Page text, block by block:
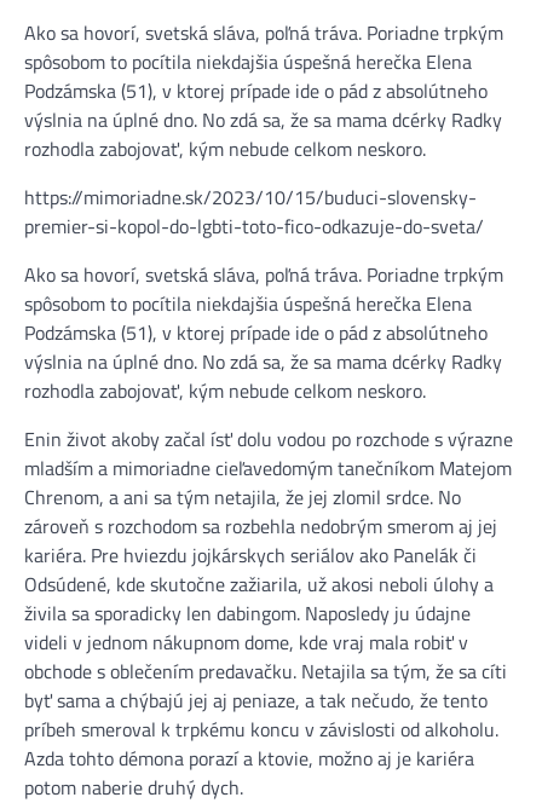
Ako sa hovorí, svetská sláva, poľná tráva. Poriadne trpkým
spôsobom to pocítila niekdajšia úspešná herečka Elena
Podzámska (51), v ktorej prípade ide o pád z absolútneho
výslnia na úplné dno. No zdá sa, že sa mama dcérky Radky
rozhodla zabojovať, kým nebude celkom neskoro.
https://mimoriadne.sk/2023/10/15/buduci-slovensky-
premier-si-kopol-do-lgbti-toto-fico-odkazuje-do-sveta/
Ako sa hovorí, svetská sláva, poľná tráva. Poriadne trpkým
spôsobom to pocítila niekdajšia úspešná herečka Elena
Podzámska (51), v ktorej prípade ide o pád z absolútneho
výslnia na úplné dno. No zdá sa, že sa mama dcérky Radky
rozhodla zabojovať, kým nebude celkom neskoro.
Enin život akoby začal ísť dolu vodou po rozchode s výrazne
mladším a mimoriadne cieľavedomým tanečníkom Matejom
Chrenom, a ani sa tým netajila, že jej zlomil srdce. No
zároveň s rozchodom sa rozbehla nedobrým smerom aj jej
kariéra. Pre hviezdu jojkárskych seriálov ako Panelák či
Odsúdené, kde skutočne zažiarila, už akosi neboli úlohy a
živila sa sporadicky len dabingom. Naposledy ju údajne
videli v jednom nákupnom dome, kde vraj mala robiť v
obchode s oblečením predavačku. Netajila sa tým, že sa cíti
byť sama a chýbajú jej aj peniaze, a tak nečudo, že tento
príbeh smeroval k trpkému koncu v závislosti od alkoholu.
Azda tohto démona porazí a ktovie, možno aj je kariéra
potom naberie druhý dych.